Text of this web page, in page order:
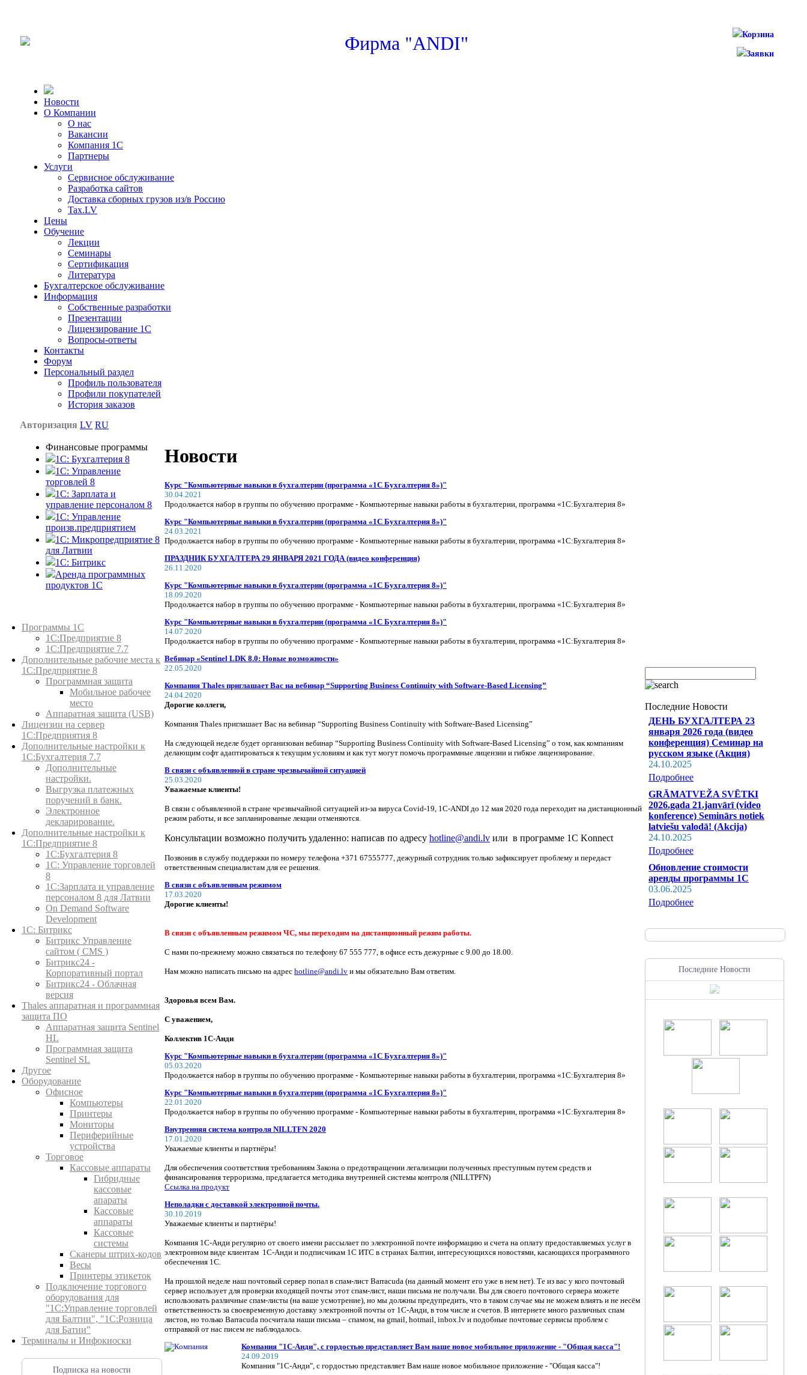
Фирма "ANDI" Корзина
Заявки
Новости
О Компании
О нас
Вакансии
Компания 1С
Партнеры
Услуги
Сервисное обслуживание
Разработка сайтов
Доставка сборных грузов из/в Россию
Tax.LV
Цены
Обучение
Лекции
Семинары
Сертификация
Литература
Бухгалтерское обслуживание
Информация
Собственные разработки
Презентации
Лицензирование 1С
Вопросы-ответы
Контакты
Форум
Персональный раздел
Профиль пользователя
Профили покупателей
История заказов
Авторизация LV RU
Финансовые программы
1С: Бухгалтерия 8
1C: Управление
торговлей 8
1C: Зарплата и
управление персоналом 8
1C: Управление
произв.предприятием
1С: Микропредприятие 8
для Латвии
1C: Битрикс
Аренда программных
продуктов 1С
Программы 1С
1С:Предприятие 8
1С:Предприятие 7.7
Дополнительные рабочие места к
1С:Предприятие 8
Программная защита
Мобильное рабочее
место
Аппаратная защита (USB)
Лицензии на сервер
1С:Предприятия 8
Дополнительные настройки к
1С:Бухгалтерия 7.7
Дополнительные
настройки.
Выгрузка платежных
поручений в банк.
Электронное
декларирование.
Дополнительные настройки к
1С:Предприятие 8
1С:Бухгалтерия 8
1C: Управление торговлей
8
1С:Зарплата и управление
персоналом 8 для Латвии
On Demand Software
Development
1С: Битрикс
Битрикс Управление
сайтом ( CMS )
Битрикс24 -
Корпоративный портал
Битрикс24 - Облачная
версия
Thales аппаратная и программная
защита ПО
Аппаратная защита Sentinel
HL
Программная защита
Sentinel SL
Другое
Оборудование
Офисное
Компьютеры
Принтеры
Мониторы
Периферийные
устройства
Торговое
Кассовые аппараты
Гибридные
кассовые
апараты
Кассовые
аппараты
Кассовые
системы
Сканеры штрих-кодов
Весы
Принтеры этикеток
Подключение торгового
оборудования для
"1С:Управление торговлей
для Балтии", "1С:Розница
для Батии"
Терминалы и Инфокиоски
Подписка на новости
Новости
Курс "Компьютерные навыки в бухгалтерии (программа «1С Бухгалтерия 8»)"
30.04.2021
Продолжается набор в группы по обучению программе - Компьютерные навыки работы в бухгалтерии, программа «1С:Бухгалтерия 8»
Курс "Компьютерные навыки в бухгалтерии (программа «1С Бухгалтерия 8»)"
24.03.2021
Продолжается набор в группы по обучению программе - Компьютерные навыки работы в бухгалтерии, программа «1С:Бухгалтерия 8»
ПРАЗДНИК БУХГАЛТЕРА 29 ЯНВАРЯ 2021 ГОДА (видео конференция)
26.11.2020
Курс "Компьютерные навыки в бухгалтерии (программа «1С Бухгалтерия 8»)"
18.09.2020
Продолжается набор в группы по обучению программе - Компьютерные навыки работы в бухгалтерии, программа «1С:Бухгалтерия 8»
Курс "Компьютерные навыки в бухгалтерии (программа «1С Бухгалтерия 8»)"
14.07.2020
Продолжается набор в группы по обучению программе - Компьютерные навыки работы в бухгалтерии, программа «1С:Бухгалтерия 8»
Вебинар «Sentinel LDK 8.0: Новые возможности»
22.05.2020
Компания Thales приглашает Вас на вебинар “Supporting Business Continuity with Software-Based Licensing”
24.04.2020
Дорогие коллеги,
Компания Thales приглашает Вас на вебинар “Supporting Business Continuity with Software-Based Licensing”
На следующей неделе будет организован вебинар “Supporting Business Continuity with Software-Based Licensing” о том, как компаниям
делающим софт адаптироваться к текущим условиям и как тут могут помочь программные лицензии и гибкое лицензирование.
В связи с объявленной в стране чрезвычайной ситуацией
25.03.2020
Уважаемые клиенты!
В связи с объявленной в стране чрезвычайной ситуацией из-за вируса Covid-19, 1C-ANDI до 12 мая 2020 года переходит на дистанционный
режим работы, и все запланированые лекции отменяются.
Консультации возможно получить удаленно: написав по адресу hotline@andi.lv или в программе 1C Konnect
Позвонив в службу поддержки по номеру телефона +371 67555777, дежурный сотрудник только зафиксирует проблему и передаст
ответственным специалистам для ее решения.
В связи с объявленным режимом
17.03.2020
Дорогие клиенты!
В связи с объявленным режимом ЧС, мы переходим на дистанционный режим работы.
С нами по-прежнему можно связаться по телефону 67 555 777, в офисе есть дежурные с 9.00 до 18.00.
Нам можно написать письмо на адрес hotline@andi.lv и мы обязательно Вам ответим.
Здоровья всем Вам.
С уважением,
Коллектив 1С-Анди
Курс "Компьютерные навыки в бухгалтерии (программа «1С Бухгалтерия 8»)"
05.03.2020
Продолжается набор в группы по обучению программе - Компьютерные навыки работы в бухгалтерии, программа «1С:Бухгалтерия 8»
Курс "Компьютерные навыки в бухгалтерии (программа «1С Бухгалтерия 8»)"
22.01.2020
Продолжается набор в группы по обучению программе - Компьютерные навыки работы в бухгалтерии, программа «1С:Бухгалтерия 8»
Внутренняя система контроля NILLTFN 2020
17.01.2020
Уважаемые клиенты и партнёры!
Для обеспечения соответствия требованиям Закона о предотвращении легализации полученных преступным путем средств и
финансирования терроризма, предлагается методика внутренней системы контроля (NILLTPFN)
Ссылка на продукт
Неполадки с доставкой электронной почты.
30.10.2019
Уважаемые клиенты и партнёры!
Компания 1C-Анди регулярно от своего имени рассылает по электронной почте информацию и счета на оплату предоставляемых услуг в
электронном виде клиентам 1C-Анди и подписчикам 1С ИТС в странах Балтии, интересующихся новостями, касающихся программного
обеспечения 1С.
На прошлой неделе наш почтовый сервер попал в спам-лист Barracuda (на данный момент его уже в нем нет). Те из вас у кого почтовый
сервер использует для проверки входящей почты этот спам-лист, наши письма не получали. Вы для своего почтового сервера можете
использовать различные спам-листы (на ваше усмотрение), но мы должны предупредить, что в таком случае мы не можем влиять и не несём
ответственность за своевременную доставку электронной почты от 1С-Анди, в том числе и счетов. В интернете много различных спам
листов, но только Barracuda посчитала наши письма – спамом, на gmail, hotmail, inbox.lv и подобные почтовые сервисы проблем с
отправкой от нас писем не наблюдалось.
Компания "1С-Анди", с гордостью представляет Вам наше новое мобильное приложение - "Общая касса"!
24.09.2019
Компания "1С-Анди", с гордостью представляет Вам наше новое мобильное приложение - "Общая касса"!
Последние Новости
ДЕНЬ БУХГАЛТЕРА 23
января 2026 года (видео
конференция) Семинар на
русском языке (Акция)
24.10.2025
Подробнее
GRĀMATVEŽA SVĒTKI
2026.gada 21.janvārī (video
konference) Seminārs notiek
latviešu valodā! (Akcija)
24.10.2025
Подробнее
Обновление стоимости
аренды программы 1С
03.06.2025
Подробнее
Последние Новости